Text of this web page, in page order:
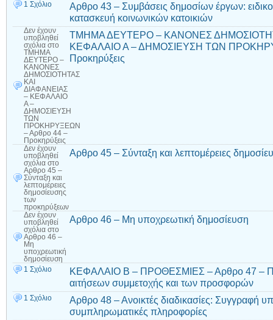
1 Σχόλιο
Αρθρο 43 – Συμβάσεις δημοσίων έργων:
κατασκευή κοινωνικών κατοικιών
Δεν έχουν
υποβληθεί
σχόλια στο
ΤΜΗΜΑ
ΔΕΥΤΕΡΟ –
ΚΑΝΟΝΕΣ
ΔΗΜΟΣΙΟΤΗΤΑΣ
ΚΑΙ
ΔΙΑΦΑΝΕΙΑΣ
– ΚΕΦΑΛΑΙΟ
Α –
ΔΗΜΟΣΙΕΥΣΗ
ΤΩΝ
ΠΡΟΚΗΡΥΞΕΩΝ
– Αρθρο 44 –
Προκηρύξεις
ΤΜΗΜΑ ΔΕΥΤΕΡΟ – ΚΑΝΟΝΕΣ
ΚΕΦΑΛΑΙΟ Α – ΔΗΜΟΣΙΕΥΣΗ ΤΩΝ
Προκηρύξεις
Δεν έχουν
υποβληθεί
σχόλια στο
Αρθρο 45 –
Σύνταξη και
λεπτομέρειες
δημοσίευσης
των
προκηρύξεων
Αρθρο 45 – Σύνταξη και λεπτομέρειες
Δεν έχουν
υποβληθεί
σχόλια στο
Αρθρο 46 –
Μη
υποχρεωτική
δημοσίευση
Αρθρο 46 – Μη υποχρεωτική δημοσίευση
1 Σχόλιο
ΚΕΦΑΛΑΙΟ Β – ΠΡΟΘΕΣΜΙΕΣ – Αρθρο 47 –
αιτήσεων συμμετοχής και των προσφορών
1 Σχόλιο
Αρθρο 48 – Ανοικτές διαδικασίες: Συγγραφή
συμπληρωματικές πληροφορίες